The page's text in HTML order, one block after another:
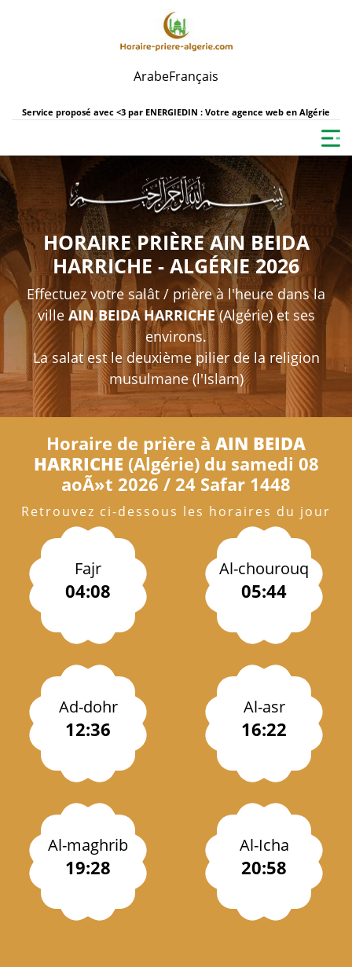
ArabeFrançais
Service proposé avec <3 par ENERGIEDIN : Votre agence web en Algérie
HORAIRE PRIÈRE AIN BEIDA
HARRICHE - ALGÉRIE 2026
Effectuez votre salât / prière à l'heure dans la
ville AIN BEIDA HARRICHE(Algérie) et ses
environs.
La salat est le deuxième pilier de la religion
musulmane (l'Islam)
Horaire de prière à AIN BEIDA
HARRICHE (Algérie) du samedi 08
aoÃ»t 2026 / 24 Safar 1448
Retrouvez ci-dessous les horaires du jour
Fajr
04:08
Al-chourouq
05:44
Ad-dohr
12:36
Al-asr
16:22
Al-maghrib
19:28
Al-Icha
20:58